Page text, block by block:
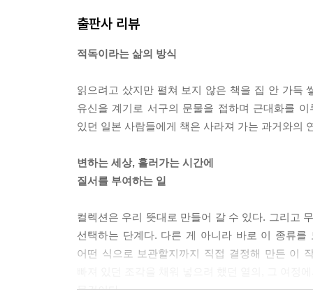
그러려면 무엇보다도 내 머릿속에 분명한 정리 기
오로지 순위에 있다는 이유로 산 책들. (그렇다,
이다.)
★ 나만의 가나다순
ㄱ. 그 책을 본 순간 사랑에 빠진 책
ㄴ. “노!” 소리가 저절로 나오는 책
--- 「책이 아주 많은 집」 중에서
★ 이제 막 출간된 화제작이다. 누구나 이 책 얘기
출판사 리뷰
적독이라는 삶의 방식
읽으려고 샀지만 펼쳐 보지 않은 책을 집 안 가득
유신을 계기로 서구의 문물을 접하며 근대화를
있던 일본 사람들에게 책은 사라져 가는 과거와의
변하는 세상, 흘러가는 시간에
질서를 부여하는 일
컬렉션은 우리 뜻대로 만들어 갈 수 있다. 그리고
선택하는 단계다. 다른 게 아니라 바로 이 종류
어떤 식으로 보관할지까지 직접 결정해 만든 이
물건이다.